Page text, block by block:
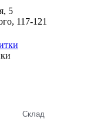
5
117-121
Склад